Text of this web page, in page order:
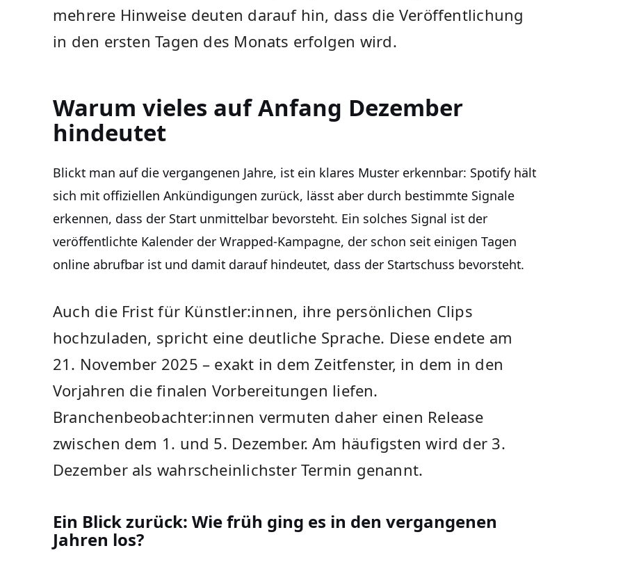
mehrere Hinweise deuten darauf hin, dass die Veröffentlichung
in den ersten Tagen des Monats erfolgen wird.
Warum vieles auf Anfang Dezember
hindeutet
Blickt man auf die vergangenen Jahre, ist ein klares Muster erkennbar: Spotify hält
sich mit offiziellen Ankündigungen zurück, lässt aber durch bestimmte Signale
erkennen, dass der Start unmittelbar bevorsteht. Ein solches Signal ist der
veröffentlichte Kalender der Wrapped-Kampagne, der schon seit einigen Tagen
online abrufbar ist und damit darauf hindeutet, dass der Startschuss bevorsteht.
Auch die Frist für Künstler:innen, ihre persönlichen Clips
hochzuladen, spricht eine deutliche Sprache. Diese endete am
21. November 2025 – exakt in dem Zeitfenster, in dem in den
Vorjahren die finalen Vorbereitungen liefen.
Branchenbeobachter:innen vermuten daher einen Release
zwischen dem 1. und 5. Dezember. Am häufigsten wird der 3.
Dezember als wahrscheinlichster Termin genannt.
Ein Blick zurück: Wie früh ging es in den vergangenen
Jahren los?